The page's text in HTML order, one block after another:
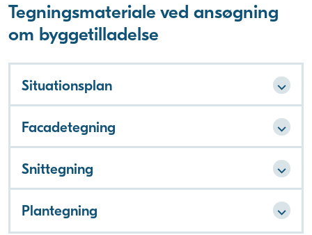
Tegningsmateriale ved ansøgning
om byggetilladelse
Situationsplan
Facadetegning
Snittegning
Plantegning